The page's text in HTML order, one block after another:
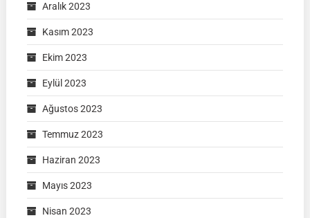
Aralık 2023
Kasım 2023
Ekim 2023
Eylül 2023
Ağustos 2023
Temmuz 2023
Haziran 2023
Mayıs 2023
Nisan 2023